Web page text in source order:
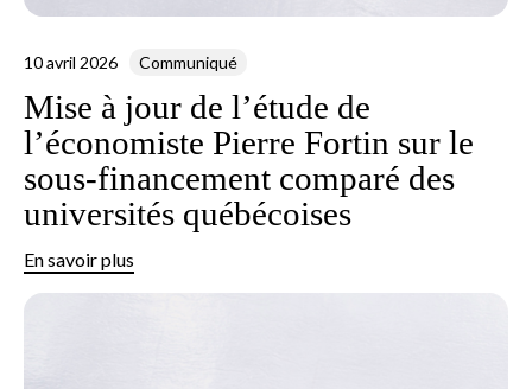
10 avril 2026 Communiqué
Mise à jour de l’étude de
l’économiste Pierre Fortin sur le
sous-financement comparé des
universités québécoises
En savoir plus